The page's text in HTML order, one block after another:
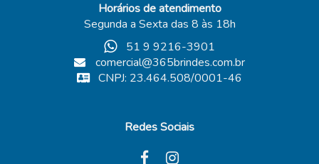
Horários de atendimento
Segunda a Sexta das 8 às 18h
51 9 9216-3901
comercial@365brindes.com.br
CNPJ: 23.464.508/0001-46
Redes Sociais